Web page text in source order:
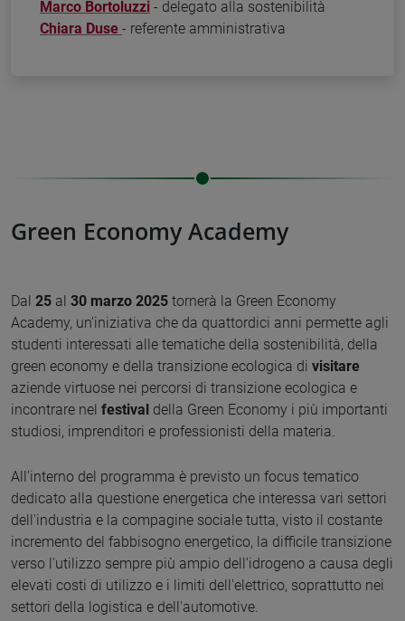
Marco Bortoluzzi - delegato alla sostenibilità
Chiara Duse - referente amministrativa
Green Economy Academy
Dal 25 al 30 marzo 2025 tornerà la Green Economy
Academy, un’iniziativa che da quattordici anni permette agli
studenti interessati alle tematiche della sostenibilità, della
green economy e della transizione ecologica di visitare
aziende virtuose nei percorsi di transizione ecologica e
incontrare nel festival della Green Economy i più importanti
studiosi, imprenditori e professionisti della materia.
All'interno del programma è previsto un focus tematico
dedicato alla questione energetica che interessa vari settori
dell'industria e la compagine sociale tutta, visto il costante
incremento del fabbisogno energetico, la difficile transizione
verso l'utilizzo sempre più ampio dell'idrogeno a causa degli
elevati costi di utilizzo e i limiti dell'elettrico, soprattutto nei
settori della logistica e dell'automotive.